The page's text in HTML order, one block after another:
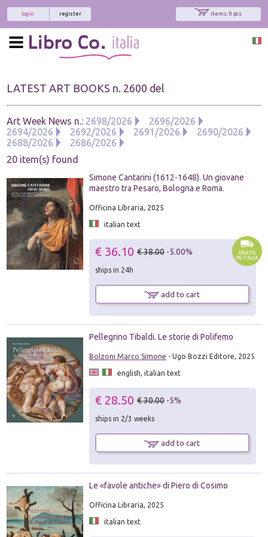
items: 0 pcs.
register
login
LATEST ART BOOKS n. 2600 del
Art Week News n.: 2698/2026
2696/2026
2694/2026
2692/2026 2691/2026
2690/2026
2688/2026
2686/2026
20 item(s) found
Simone Cantarini (1612-1648). Un giovane
maestro tra Pesaro, Bologna e Roma.
Officina Libraria, 2025
italian text
€ 36.10 € 38.00 -5.00%
ships in 24h
add to cart
Pellegrino Tibaldi. Le storie di Polifemo
Bolzoni Marco Simone - Ugo Bozzi Editore, 2025
english, italian text
€ 28.50 € 30.00 -5%
ships in 2/3 weeks
add to cart
Le «favole antiche» di Piero di Cosimo
Officina Libraria, 2025
italian text